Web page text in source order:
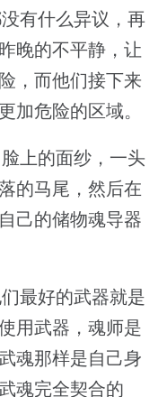
有什么异议，再
晚的不平静，让
，而他们接下来
加危险的区域。
上的面纱，一头
的马尾，然后在
己的储物魂导器
最好的武器就是
用武器，魂师是
魂那样是自己身
魂完全契合的